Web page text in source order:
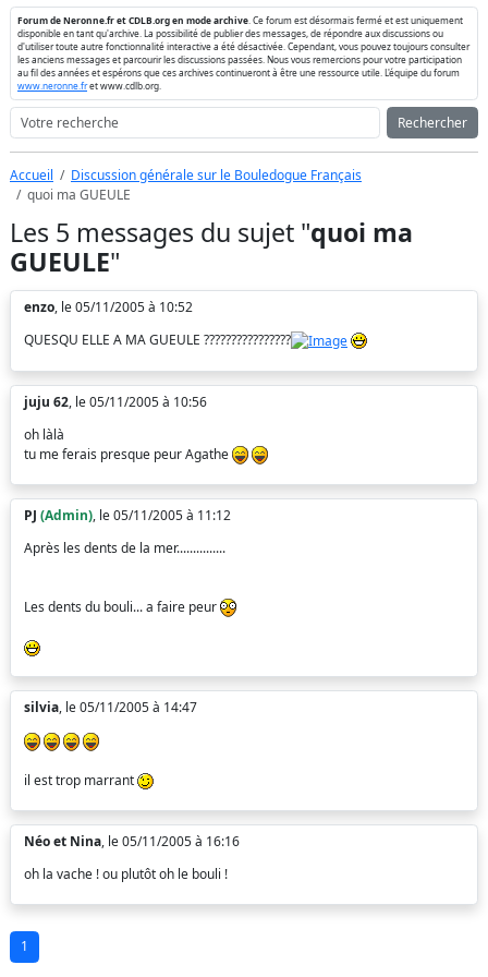
Forum de Neronne.fr et CDLB.org en mode archive . Ce forum est désormais fermé et est uniquement
disponible en tant qu'archive. La possibilité de publier des messages, de répondre aux discussions ou
d'utiliser toute autre fonctionnalité interactive a été désactivée. Cependant, vous pouvez toujours consulter
les anciens messages et parcourir les discussions passées. Nous vous remercions pour votre participation
au fil des années et espérons que ces archives continueront à être une ressource utile. L'équipe du forum
www.neronne.fret www.cdlb.org.
Rechercher
Accueil
Discussion générale sur le Bouledogue Français
quoi ma GUEULE
Les 5 messages du sujet "quoi ma
GUEULE"
enzo, le 05/11/2005 à 10:52
QUESQU ELLE A MA GUEULE ????????????????
juju 62, le 05/11/2005 à 10:56
oh làlà
tu me ferais presque peur Agathe
PJ (Admin), le 05/11/2005 à 11:12
Après les dents de la mer...............
Les dents du bouli... a faire peur
silvia, le 05/11/2005 à 14:47
il est trop marrant
Néo et Nina, le 05/11/2005 à 16:16
oh la vache ! ou plutôt oh le bouli !
1